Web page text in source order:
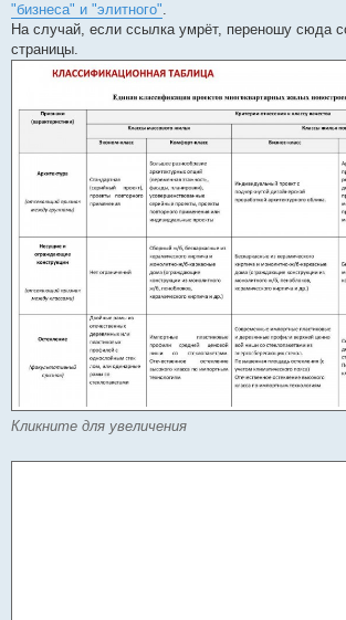
"бизнеса" и "элитного".
На случай, если ссылка умрёт, переношу сюда
страницы.
Кликните для увеличения